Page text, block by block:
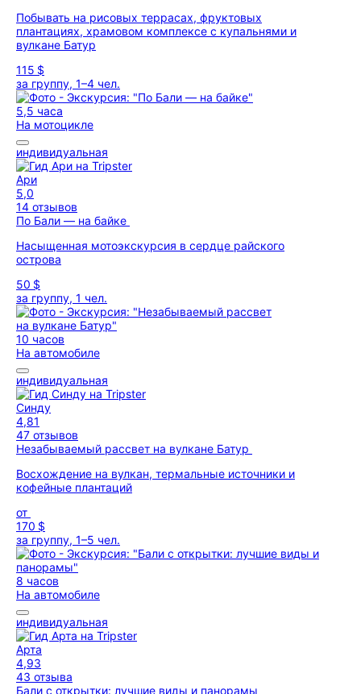
Побывать на рисовых террасах, фруктовых
плантациях, храмовом комплексе с купальнями и
вулкане Батур
115 $
за группу, 1–4 чел.
5,5 часа
На мотоцикле
индивидуальная
Ари
5,0
14 отзывов
По Бали — на байке
Насыщенная мотоэкскурсия в сердце райского
острова
50 $
за группу, 1 чел.
10 часов
На автомобиле
индивидуальная
Синду
4,81
47 отзывов
Незабываемый рассвет на вулкане Батур
Восхождение на вулкан, термальные источники и
кофейные плантаций
от
170 $
за группу, 1–5 чел.
8 часов
На автомобиле
индивидуальная
Арта
4,93
43 отзыва
Бали с открытки: лучшие виды и панорамы